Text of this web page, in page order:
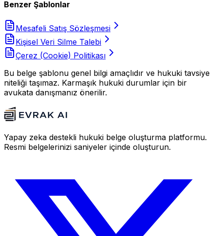
Benzer Şablonlar
Mesafeli Satış Sözleşmesi
Kişisel Veri Silme Talebi
Çerez (Cookie) Politikası
Bu belge şablonu genel bilgi amaçlıdır ve hukuki tavsiye
niteliği taşımaz. Karmaşık hukuki durumlar için bir
avukata danışmanız önerilir.
Yapay zeka destekli hukuki belge oluşturma platformu.
Resmi belgelerinizi saniyeler içinde oluşturun.